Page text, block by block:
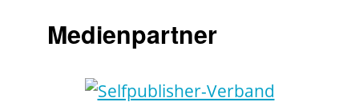
Medienpartner